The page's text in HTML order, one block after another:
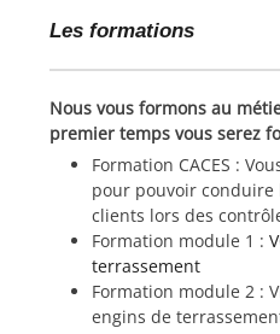
Les formations
Nous vous formons au
premier temps vous serez
Formation CACES :
pour pouvoir conduire
clients lors des
Formation module 1 :
terrassement
Formation module 2 :
engins de